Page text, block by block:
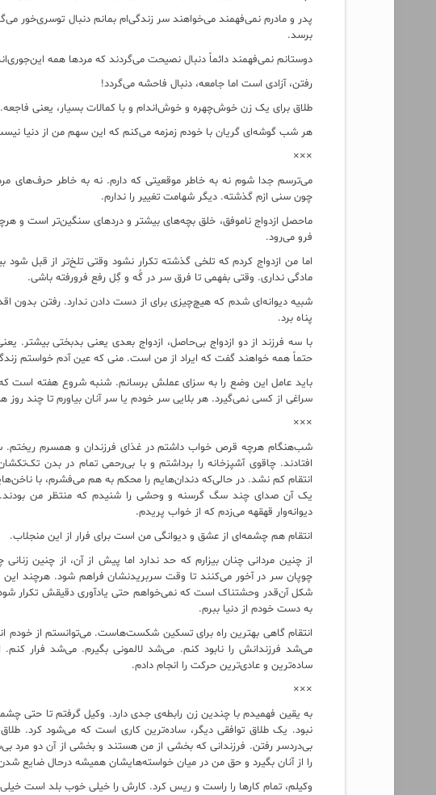
پدر و مادرم نمی‌فهمند می‌خواهند سر زندگی‌ام بمانم دنبال توسری‌خور
برسد.
دوستانم نمی‌فهمند دائماً دنبال نصیحت می‌گردند که مردها همه
رفتن، آزادی است اما جامعه، دنبال فاحشه می‌گردد!
طلاق برای یک زن خوش‌چهره و خوش‌اندام و با کمالات بسیار، یعنی
هر شب گوشه‌ای گریان با خودم زمزمه می‌کنم که این سهم من از دنیا
×××
می‌ترسم جدا شوم نه به خاطر موقعیتی که دارم. نه به خاطر حرف‌های
چون سنی ازم گذشته. دیگر شهامت تغییر را ندارم.
ماحصل ازدواج ناموفق، خلق بچه‌های بیشتر و دردهای سنگین‌تر است و
فرو می‌رود.
اما من ازدواج کردم که تلخی گذشته تکرار نشود وقتی تلخ‌تر از قبل
مادگی نداری. وقتی بفهمی تا فرق سر در گُه و گِل رفع فرورفته باشی.
شبیه دیوانه‌ای شدم که هیچ‌چیزی برای از دست دادن ندارد. رفتن بدون
پناه برد.
با سه فرزند از دو ازدواج بی‌حاصل، ازدواج بعدی یعنی بدبختی
حتماً همه خواهند گفت که ایراد از من است. منی که عین آدم خواستم
باید عامل این وضع را به سزای عملش برسانم. شنبه شروع هفته است
سراغی از کسی نمی‌گیرد. هر بلایی سر خودم یا سر آنان بیاورم تا چند
×××
افتادند. چاقوی آشپزخانه را برداشتم و با بی‌رحمی تمام در بدن
انتقام کم نشد. در حالی‌که دندان‌هایم را محکم به هم می‌فشرم، با
یک آن صدای چند سگ گرسنه و وحشی را شنیدم که منتظر من بودند.
دیوانه‌وار قهقهه می‌زدم که از خواب پریدم.
انتقام هم چشمه‌ای از عشق و دیوانگی من است برای فرار از این منجلاب.
از چنین مردانی چنان بیزارم که حد ندارد اما پیش از آن، از چنین
چوپان سر در آخور می‌کنند تا وقت سربریدنشان فراهم شود. هرچند این
شکل آن‌قدر وحشتناک است که نمی‌خواهم حتی یادآوری دقیقش تکرار
به دست خودم از دنیا ببرم.
انتقام گاهی بهترین راه برای تسکین شکست‌هاست. می‌توانستم از خودم
می‌شد فرزندانش را نابود کنم. می‌شد لالمونی بگیرم. می‌شد فرار
ساده‌ترین و عادی‌ترین حرکت را انجام دادم.
×××
به یقین فهمیدم با چندین زن رابطه‌ی جدی دارد. وکیل گرفتم تا حتی
نبود. یک طلاق توافقی دیگر، ساده‌ترین کاری است که می‌شود کرد.
بی‌دردسر رفتن. فرزندانی که بخشی از من هستند و بخشی از آن دو مرد
را از آنان بگیرد و حق من در میان خواسته‌هایشان همیشه درحال ضایع
وکیلم، تمام کارها را راست و ریس کرد. کارش را خیلی خوب بلد است